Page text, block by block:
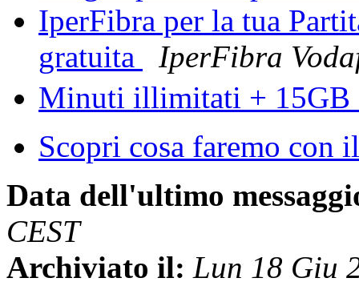
IperFibra per la tua
gratuita
IperFibra
Minuti illimitati + 15GB
Scopri cosa faremo con
Data dell'ultimo
CEST
Archiviato il: Lun 18 Giu